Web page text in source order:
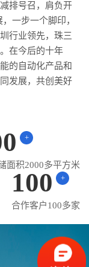
排号召，肩负开
一步一个脚印，
行业领先，珠三
在今后的十年
的自动化产品和
发展，共创美好
+
面积2000多平方米
100 +
合作客户100多家